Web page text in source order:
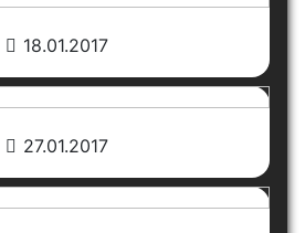
18.01.2017
27.01.2017